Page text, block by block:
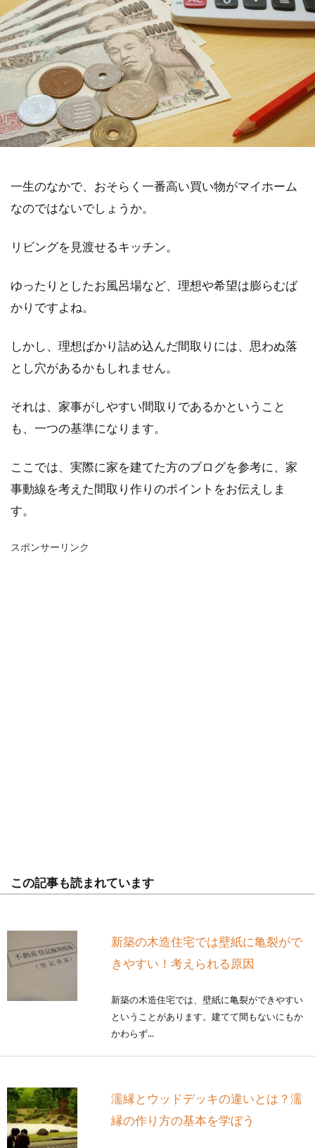
一生のなかで、おそらく一番高い買い物がマイホーム
なのではないでしょうか。
リビングを見渡せるキッチン。
ゆったりとしたお風呂場など、理想や希望は膨らむば
かりですよね。
しかし、理想ばかり詰め込んだ間取りには、思わぬ落
とし穴があるかもしれません。
それは、家事がしやすい間取りであるかということ
も、一つの基準になります。
ここでは、実際に家を建てた方のブログを参考に、家
事動線を考えた間取り作りのポイントをお伝えしま
す。
スポンサーリンク
この記事も読まれています
新築の木造住宅では壁紙に亀裂がで
きやすい！考えられる原因
新築の木造住宅では、壁紙に亀裂ができやすい
ということがあります。建てて間もないにもか
かわらず...
濡縁とウッドデッキの違いとは？濡
縁の作り方の基本を学ぼう